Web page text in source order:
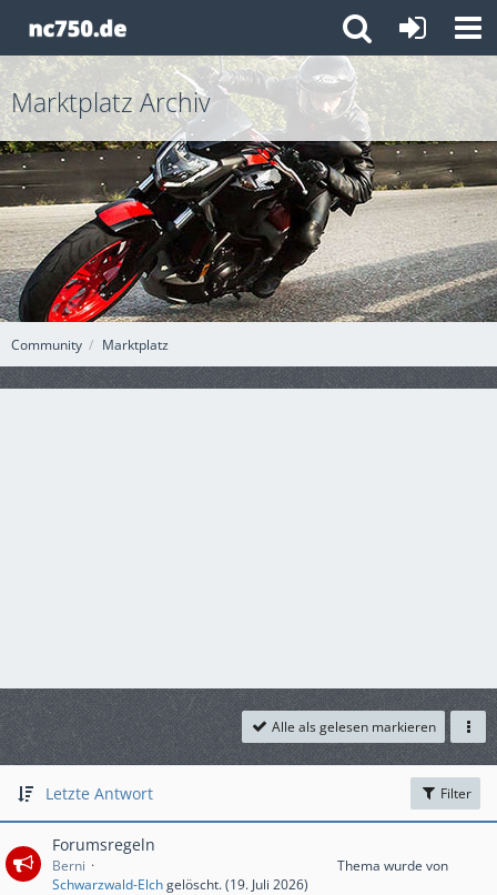
Community Marktplatz
Marktplatz Archiv
Alle als gelesen markieren
Letzte Antwort Filter
Forumsregeln
Berni
Thema wurde von
Schwarzwald-Elchgelöscht. (19. Juli 2026)